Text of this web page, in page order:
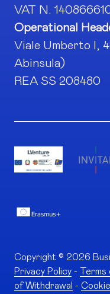
VAT N.
Operational
Viale Umberto I,
Abinsula)
REA SS 208480
Copyright © 2026
Privacy Policy - Terms
of Withdrawal -